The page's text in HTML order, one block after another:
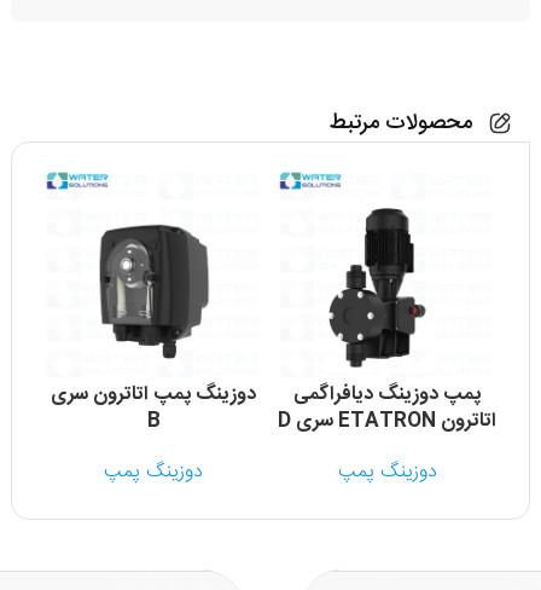
محصولات مرتبط
پمپ دوزینگ دیافراگمی
اتاترون ETATRON سری D
دوزینگ پمپ
دوزینگ پمپ اتاترون سری
B
دوزینگ پمپ